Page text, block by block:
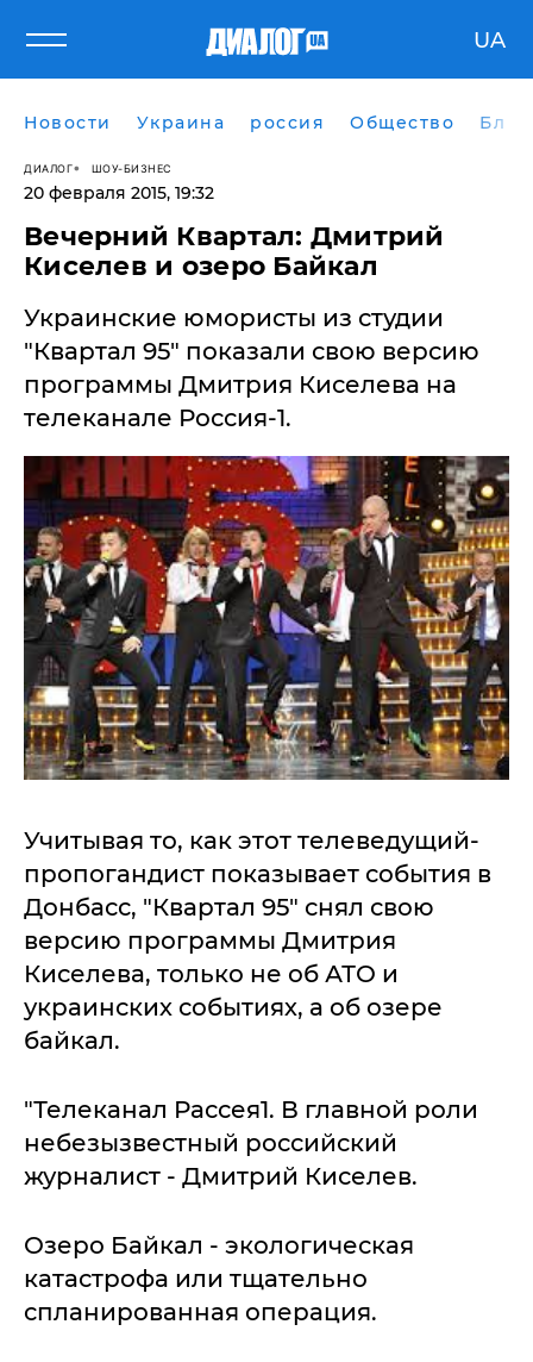
UA
Новости Украина россия Общество
ДИАЛОГ ШОУ-БИЗНЕС
20 февраля 2015, 19:32
Вечерний Квартал: Дмитрий
Киселев и озеро Байкал
Украинские юмористы из студии
"Квартал 95" показали свою версию
программы Дмитрия Киселева на
телеканале Россия-1.
Учитывая то, как этот телеведущий-
пропогандист показывает события в
Донбасс, "Квартал 95" снял свою
версию программы Дмитрия
Киселева, только не об АТО и
украинских событиях, а об озере
байкал.
"Телеканал Рассея1. В главной роли
небезызвестный российский
журналист - Дмитрий Киселев.
Озеро Байкал - экологическая
катастрофа или тщательно
спланированная операция.